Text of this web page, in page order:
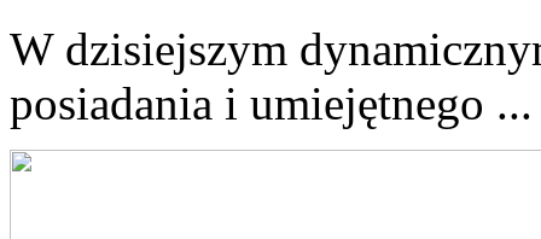
W dzisiejszym
posiadania i umiejętnego⁤ ...